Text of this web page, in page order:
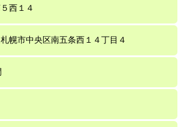
西１４
幌市中央区南五条西１４丁目４